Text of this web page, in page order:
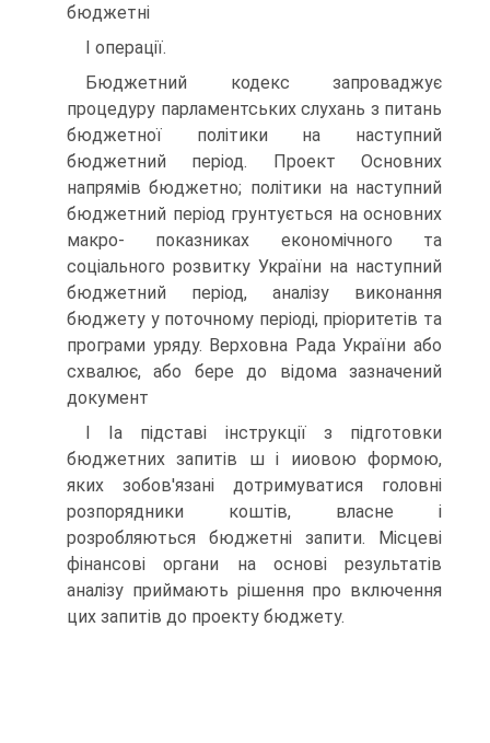
бюджетні
І операції.
Бюджетний кодекс запроваджує
процедуру парламентських слухань з питань
бюджетної політики на наступний
бюджетний період. Проект Основних
напрямів бюджетно; політики на наступний
бюджетний період грунтується на основних
макро- показниках економічного та
соціального розвитку України на наступний
бюджетний період, аналізу виконання
бюджету у поточному періоді, пріоритетів та
програми уряду. Верховна Рада України або
схвалює, або бере до відома зазначений
документ
І Іа підставі інструкції з підготовки
бюджетних запитів ш і ииовою формою,
яких зобов'язані дотримуватися головні
розпорядники коштів, власне і
розробляються бюджетні запити. Місцеві
фінансові органи на основі результатів
аналізу приймають рішення про включення
цих запитів до проекту бюджету.